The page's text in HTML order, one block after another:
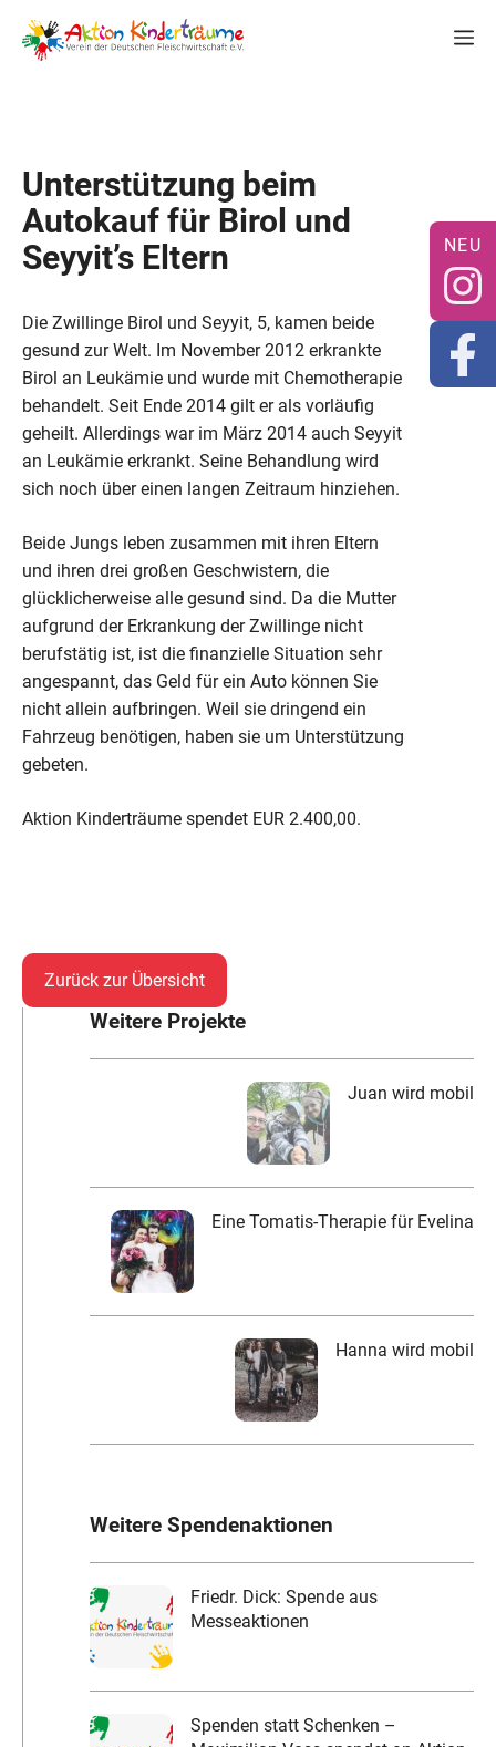
Inhalt
springen
Unterstützung beim
Autokauf für Birol und
Seyyit’s Eltern
Die Zwillinge Birol und Seyyit, 5, kamen beide
gesund zur Welt. Im November 2012 erkrankte
Birol an Leukämie und wurde mit Chemotherapie
behandelt. Seit Ende 2014 gilt er als vorläufig
geheilt. Allerdings war im März 2014 auch Seyyit
an Leukämie erkrankt. Seine Behandlung wird
sich noch über einen langen Zeitraum hinziehen.
Beide Jungs leben zusammen mit ihren Eltern
und ihren drei großen Geschwistern, die
glücklicherweise alle gesund sind. Da die Mutter
aufgrund der Erkrankung der Zwillinge nicht
berufstätig ist, ist die finanzielle Situation sehr
angespannt, das Geld für ein Auto können Sie
nicht allein aufbringen. Weil sie dringend ein
Fahrzeug benötigen, haben sie um Unterstützung
gebeten.
Aktion Kinderträume spendet EUR 2.400,00.
Zurück zur Übersicht
Weitere Projekte
Juan wird mobil
Eine Tomatis-Therapie für Evelina
Hanna wird mobil
Weitere Spendenaktionen
Friedr. Dick: Spende aus
Messeaktionen
Spenden statt Schenken –